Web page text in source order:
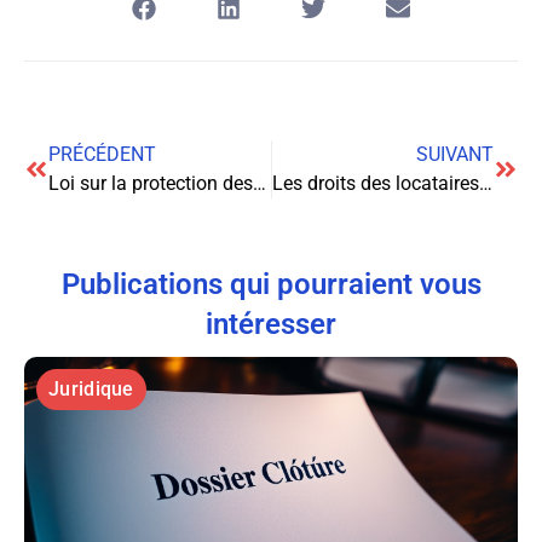
PRÉCÉDENT
Loi sur la protection des données personnelles (RGPD)
SUIVANT
Les droits des locataires face au refus de travaux de rénovation énergétique
Publications qui pourraient vous
intéresser
Juridique